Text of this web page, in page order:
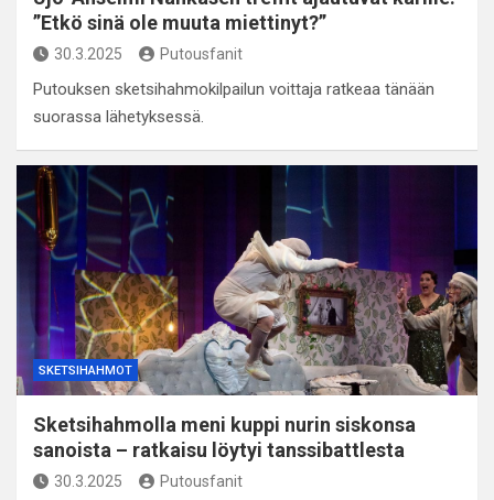
”Etkö sinä ole muuta miettinyt?”
30.3.2025 Putousfanit
Putouksen sketsihahmokilpailun voittaja ratkeaa tänään
suorassa lähetyksessä.
SKETSIHAHMOT
Sketsihahmolla meni kuppi nurin siskonsa
sanoista – ratkaisu löytyi tanssibattlesta
30.3.2025 Putousfanit